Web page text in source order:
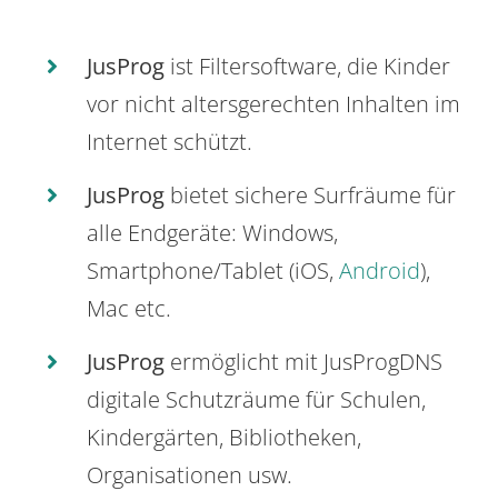
JusProg ist Filtersoftware, die Kinder
vor nicht altersgerechten Inhalten im
Internet schützt.
JusProg bietet sichere Surfräume für
alle Endgeräte: Windows,
Smartphone/Tablet (iOS, Android),
Mac etc.
JusProg ermöglicht mit JusProgDNS
digitale Schutzräume für Schulen,
Kindergärten, Bibliotheken,
Organisationen usw.